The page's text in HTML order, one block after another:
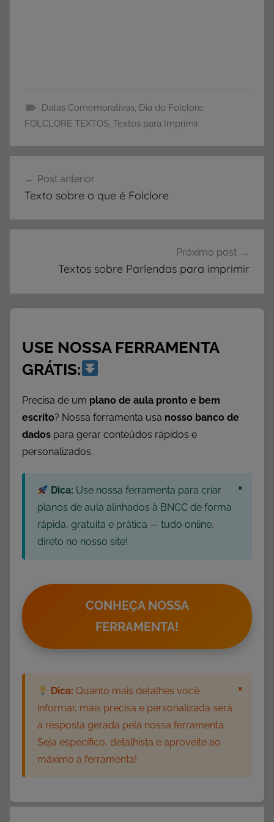
A
i
d
a
e
F
o
l
o
r
e
o
e
s
D
Datas Comemorativas, Dia do Folclore,
FOLCLORE TEXTOS, Textos para Imprimir
de
Post anterior
Texto sobre o que é Folclore
Próximo post
Textos sobre Parlendas para imprimir
USE NOSSA FERRAMENTA
GRÁTIS:
Precisa de um plano de aula pronto e bem
escrito? Nossa ferramenta usa nosso banco de
dados para gerar conteúdos rápidos e
personalizados.
Dica: Use nossa ferramenta para criar
planos de aula alinhados à BNCC de forma
rápida, gratuita e prática — tudo online,
direto no nosso site!
×
CONHEÇA NOSSA
FERRAMENTA!
Dica: Quanto mais detalhes você
informar, mais precisa e personalizada será
a resposta gerada pela nossa ferramenta.
Seja específico, detalhista e aproveite ao
máximo a ferramenta!
×